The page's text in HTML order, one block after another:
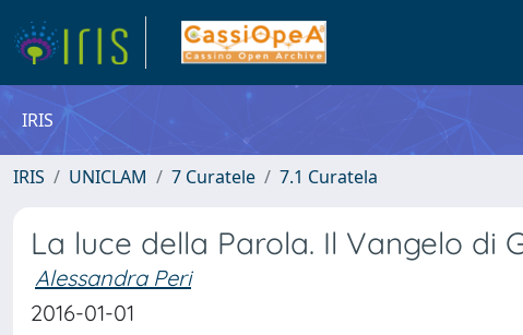
IRIS
IRIS UNICLAM 7 Curatele 7.1 Curatela
La luce della Parola. Il Vangelo di
Alessandra Peri
2016-01-01